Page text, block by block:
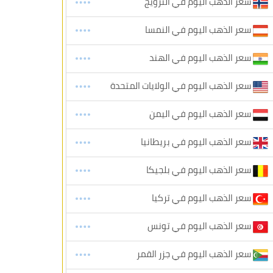
سعر الذهب اليوم في النمسا
سعر الذهب اليوم في الهند
سعر الذهب اليوم في الولايات المتحدة
سعر الذهب اليوم في اليمن
سعر الذهب اليوم في بريطانيا
سعر الذهب اليوم في بلجيكا
سعر الذهب اليوم في تركيا
سعر الذهب اليوم في تونس
سعر الذهب اليوم في جزر القمر